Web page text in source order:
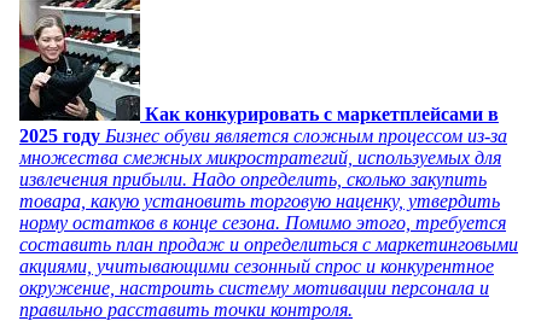
Как конкурировать с маркетплейсами в
2025 году Бизнес обуви является сложным процессом из-за
множества смежных микростратегий, используемых для
извлечения прибыли. Надо определить, сколько закупить
товара, какую установить торговую наценку, утвердить
норму остатков в конце сезона. Помимо этого, требуется
составить план продаж и определиться с маркетинговыми
акциями, учитывающими сезонный спрос и конкурентное
окружение, настроить систему мотивации персонала и
правильно расставить точки контроля.